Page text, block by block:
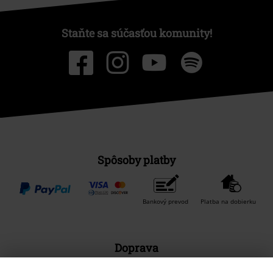
Staňte sa súčasťou komunity!
Spôsoby platby
Bankový prevod Platba na dobierku
Doprava